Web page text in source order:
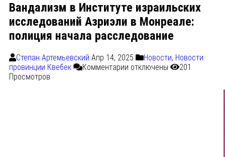
Вандализм в Институте израильских
исследований Азриэли в Монреале:
полиция начала расследование
Степан Артемьевский Апр 14, 2025 Новости, Новости
провинции Квебек
Комментарии отключены
201
Просмотров